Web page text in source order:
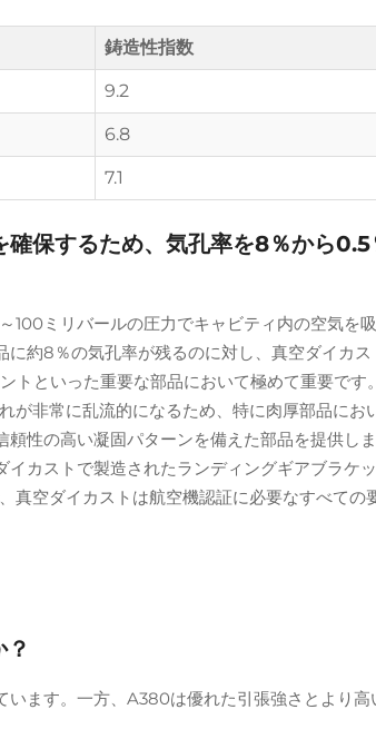
鋳造性指数
9.2
6.8
7.1
保するため、気孔率を8％から
ミリバールの圧力でキャビティ内の空気を
約8％の気孔率が残るのに対し、真空ダイカス
トといった重要な部品において極めて重要です
非常に乱流的になるため、特に肉厚部品にお
性の高い凝固パターンを備えた部品を提供し
カストで製造されたランディングギアブラケ
真空ダイカストは航空機認証に必要なすべて
ます。一方、A380は優れた引張強さとより高